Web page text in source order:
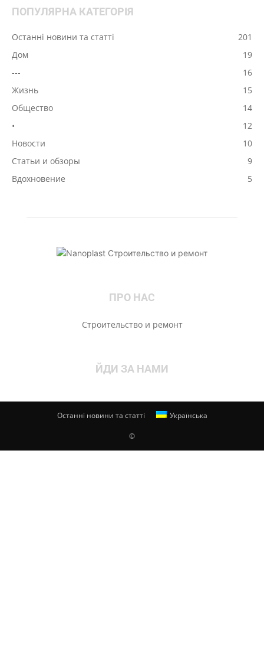
ПОПУЛЯРНА КАТЕГОРІЯ
Останні новини та статті
201
Дом
19
---
16
Жизнь
15
Общество
14
•
12
Новости
10
Статьи и обзоры
9
Вдохновение
5
ПРО НАС
Строительство и ремонт
ЙДИ ЗА НАМИ
Останні новини та статті Українська
©